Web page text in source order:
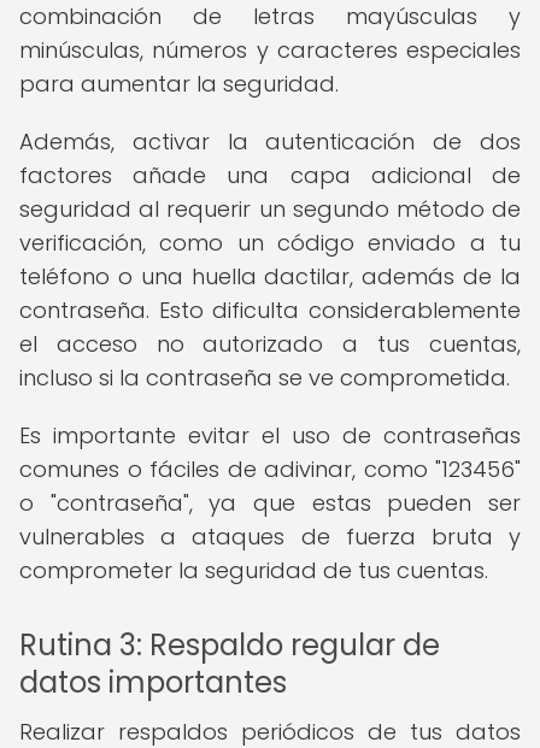
combinación de letras mayúsculas y
minúsculas, números y caracteres especiales
para aumentar la seguridad.
Además, activar la autenticación de dos
factores añade una capa adicional de
seguridad al requerir un segundo método de
verificación, como un código enviado a tu
teléfono o una huella dactilar, además de la
contraseña. Esto dificulta considerablemente
el acceso no autorizado a tus cuentas,
incluso si la contraseña se ve comprometida.
Es importante evitar el uso de contraseñas
comunes o fáciles de adivinar, como "123456"
o "contraseña", ya que estas pueden ser
vulnerables a ataques de fuerza bruta y
comprometer la seguridad de tus cuentas.
Rutina 3: Respaldo regular de
datos importantes
Realizar respaldos periódicos de tus datos